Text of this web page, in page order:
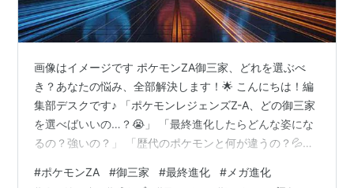
画像はイメージです ポケモンZA御三家、どれを選ぶべ
き？あなたの悩み、全部解決します！🌟 こんにちは！編
集部デスクです♪ 「ポケモンレジェンズZ-A、どの御三家
を選べばいいの…？😭」 「最終進化したらどんな姿にな
るの？強いの？」 「歴代のポケモンと何が違うの？💦」
から「チコリータ、ポカブ、ワニノコって…過去作じゃ
#ポケモンZA #御三家 #最終進化 # メガ進化